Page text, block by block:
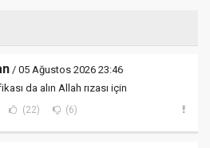
/ 05 Ağustos 2026 23:46
da alın Allah rızası için
(22) (6)